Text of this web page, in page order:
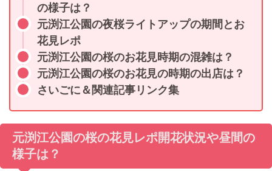
の様子は？
元渕江公園の夜桜ライトアップの期間とお
花見レポ
元渕江公園の桜のお花見時期の混雑は？
元渕江公園の桜のお花見の時期の出店は？
さいごに＆関連記事リンク集
元渕江公園の桜の花見レポ開花状況や昼間の
様子は？